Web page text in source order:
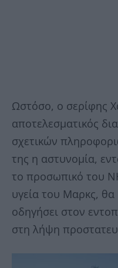
Ωστόσο, ο σερίφης
αποτελεσματικός
σχετικών
της η αστυνομία,
το προσωπικό του
υγεία του Μαρκς,
οδηγήσει στον
στη λήψη